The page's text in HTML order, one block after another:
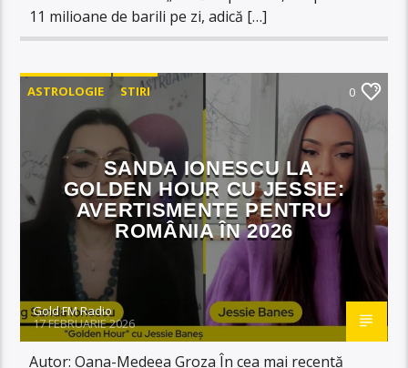
11 milioane de barili pe zi, adică […]
ASTROLOGIE STIRI 0
SANDA IONESCU LA
GOLDEN HOUR CU JESSIE:
AVERTISMENTE PENTRU
ROMÂNIA ÎN 2026
Gold FM Radio
17 FEBRUARIE 2026
Autor: Oana-Medeea Groza În cea mai recentă